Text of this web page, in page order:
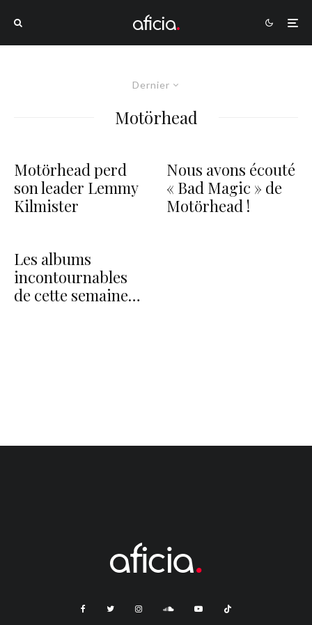
Dernier
Motörhead
Motörhead perd
son leader Lemmy
Kilmister
Les albums
incontournables
de cette semaine…
Nous avons écouté
« Bad Magic » de
Motörhead !